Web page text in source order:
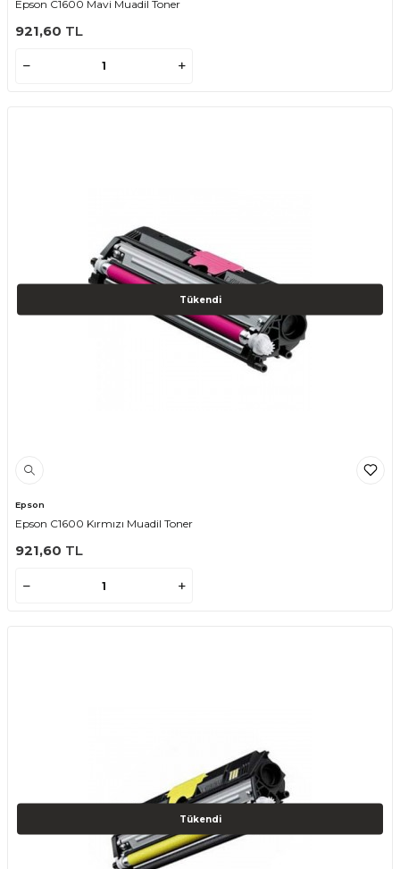
Epson C1600 Mavi Muadil Toner
921,60 TL
Tükendi
Epson
Epson C1600 Kırmızı Muadil Toner
921,60 TL
Tükendi